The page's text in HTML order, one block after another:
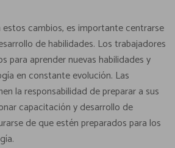
estos cambios, es importante centrarse
de habilidades. Los trabajadores
para aprender nuevas habilidades y
en constante evolución. Las
la responsabilidad de preparar a sus
capacitación y desarrollo de
de que estén preparados para los